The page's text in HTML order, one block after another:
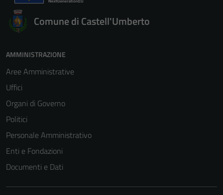
Comune di Castell'Umberto
AMMINISTRAZIONE
Aree Amministrative
Uffici
Organi di Governo
Politici
Personale Amministrativo
Enti e Fondazioni
Documenti e Dati